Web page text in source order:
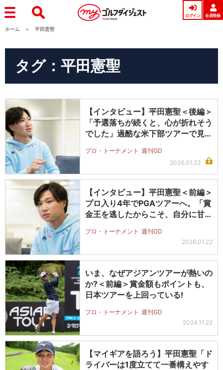
ログイン 会員登録
ホーム 平田憲聖
タグ：平田憲聖
【インタビュー】平田憲聖＜後編＞
「予選落ちが続くと、心が折れそう
でした」過酷な米下部ツアーで見つ
プロ・トーナメント 週刊GD
2026.01.22
【インタビュー】平田憲聖＜前編＞
プロ入り4年でPGAツアーへ。「賞
金王を逃したからこそ、自分に甘え
プロ・トーナメント 週刊GD
2026.01.22
いま、なぜアジアンツアーが熱いの
か?＜前編＞賞金額もポイントも、
日本ツアーを上回っている!
プロ・トーナメント 週刊GD
2024.11.22
【マイギアを語ろう】平田憲聖「ド
ライバーは1度立てて一番構えやす